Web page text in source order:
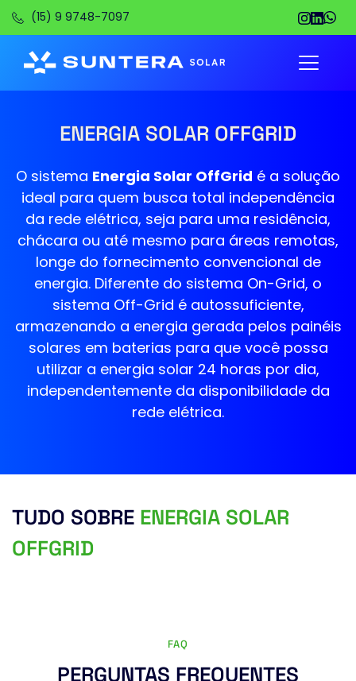
(15) 9 9748-7097
ENERGIA SOLAR OFFGRID
O sistema Energia Solar OffGrid é a solução
ideal para quem busca total independência
da rede elétrica, seja para uma residência,
chácara ou até mesmo para áreas remotas,
longe do fornecimento convencional de
energia. Diferente do sistema On-Grid, o
sistema Off-Grid é autossuficiente,
armazenando a energia gerada pelos painéis
solares em baterias para que você possa
utilizar a energia solar 24 horas por dia,
independentemente da disponibilidade da
rede elétrica.
TUDO SOBRE ENERGIA SOLAR
OFFGRID
FAQ
PERGUNTAS FREQUENTES